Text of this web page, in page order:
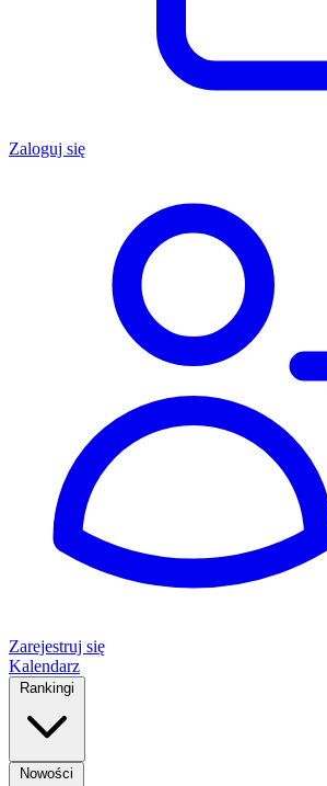
Zaloguj się
Zarejestruj się
Kalendarz
Rankingi
Nowości